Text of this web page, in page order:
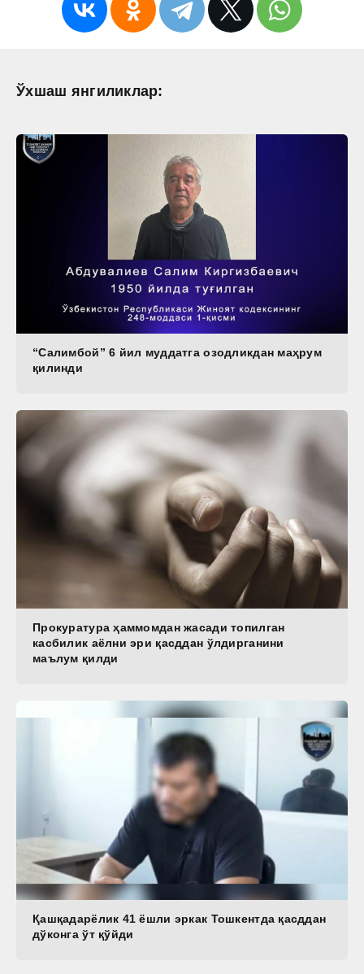
Ўхшаш янгиликлар:
“Салимбой” 6 йил муддатга озодликдан маҳрум
қилинди
Прокуратура ҳаммомдан жасади топилган
касбилик аёлни эри қасддан ўлдирганини
маълум қилди
Қашқадарёлик 41 ёшли эркак Тошкентда қасддан
дўконга ўт қўйди